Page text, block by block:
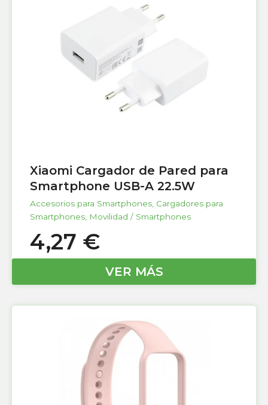
Xiaomi Cargador de Pared para
Smartphone USB-A 22.5W
Accesorios para Smartphones, Cargadores para
Smartphones, Movilidad / Smartphones
4,27 €
VER MÁS